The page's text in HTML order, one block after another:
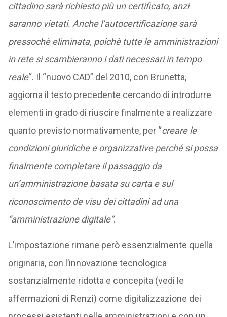
cittadino sarà richiesto più un certificato, anzi
saranno vietati. Anche l’autocertificazione sarà
pressochè eliminata, poichè tutte le amministrazioni
in rete si scambieranno i dati necessari in tempo
reale“. Il “nuovo CAD” del 2010, con Brunetta,
aggiorna il testo precedente cercando di introdurre
elementi in grado di riuscire finalmente a realizzare
quanto previsto normativamente, per “creare le
condizioni giuridiche e organizzative perché si possa
finalmente completare il passaggio da
un’amministrazione basata su carta e sul
riconoscimento de visu dei cittadini ad una
“amministrazione digitale”.
L’impostazione rimane però essenzialmente quella
originaria, con l’innovazione tecnologica
sostanzialmente ridotta e concepita (vedi le
affermazioni di Renzi) come digitalizzazione dei